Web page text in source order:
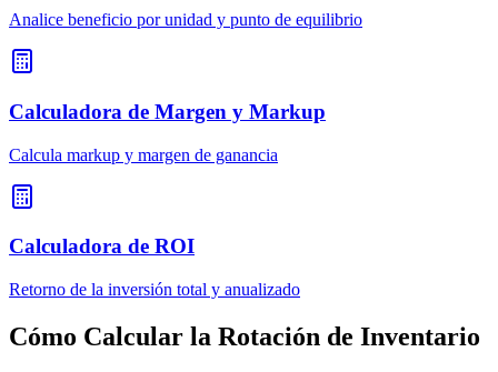
Analice beneficio por unidad y punto de equilibrio
Calculadora de Margen y Markup
Calcula markup y margen de ganancia
Calculadora de ROI
Retorno de la inversión total y anualizado
Cómo Calcular la Rotación de Inventario